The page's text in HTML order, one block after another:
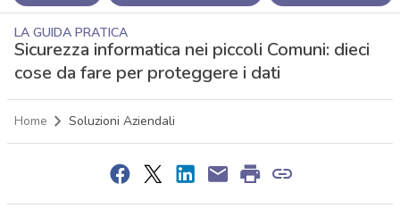
LA GUIDA PRATICA
Sicurezza informatica nei piccoli Comuni: dieci
cose da fare per proteggere i dati
Home Soluzioni Aziendali